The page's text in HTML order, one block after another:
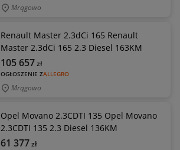
Mrągowo
Renault Master 2.3dCi 165 Renault
Master 2.3dCi 165 2.3 Diesel 163KM
OGŁOSZENIE ZALLEGRO
105 657zł
Mrągowo
Opel Movano 2.3CDTI 135 Opel Movano
2.3CDTI 135 2.3 Diesel 136KM
61 377zł